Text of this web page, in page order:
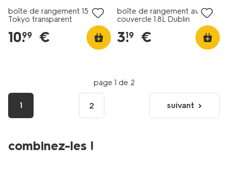
boîte de rangement 15L
Tokyo transparent
10.
99 €
boîte de rangement avec
couvercle 1.8L Dublin
3.
19 €
page 1 de 2
1 2
page
suivante
suivant
combinez-les !